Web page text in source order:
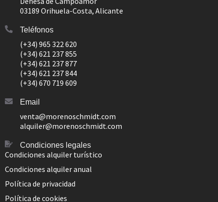
03189 Orihuela-Costa, Alicante
Teléfonos
(+34) 965 322 620
(+34) 621 237 855
(+34) 621 237 877
(+34) 621 237 844
(+34) 670 719 609
Email
venta@morenoschmidt.com
alquiler@morenoschmidt.com
Condiciones legales
Condiciones alquiler turístico
Condiciones alquiler anual
Política de privacidad
Política de cookies